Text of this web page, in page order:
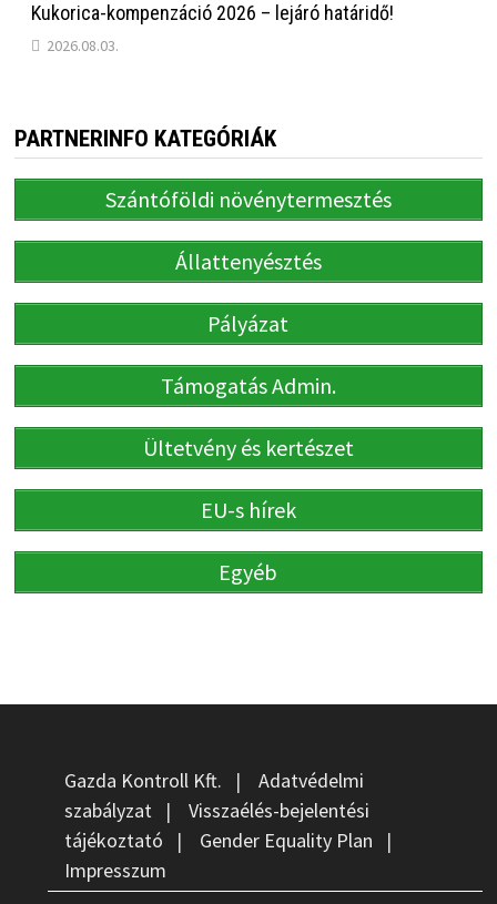
Kukorica-kompenzáció 2026 – lejáró határidő!
2026.08.03.
PARTNERINFO KATEGÓRIÁK
Szántóföldi növénytermesztés
Állattenyésztés
Pályázat
Támogatás Admin.
Ültetvény és kertészet
EU-s hírek
Egyéb
Gazda Kontroll Kft. | Adatvédelmi
szabályzat| Visszaélés-bejelentési
tájékoztató | Gender Equality Plan |
Impresszum